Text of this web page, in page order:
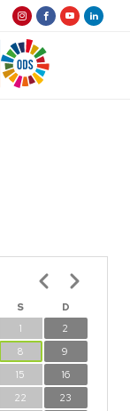
S
D
1
2
8
9
15
16
22
23
Pagination